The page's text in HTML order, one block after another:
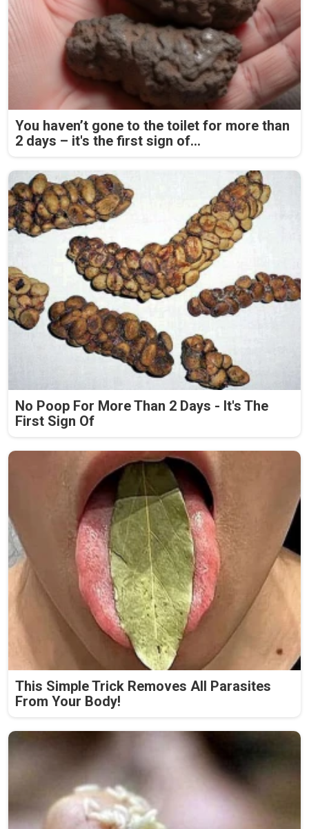
You haven’t gone to the toilet for more than
2 days – it's the first sign of...
No Poop For More Than 2 Days - It's The
First Sign Of
This Simple Trick Removes All Parasites
From Your Body!